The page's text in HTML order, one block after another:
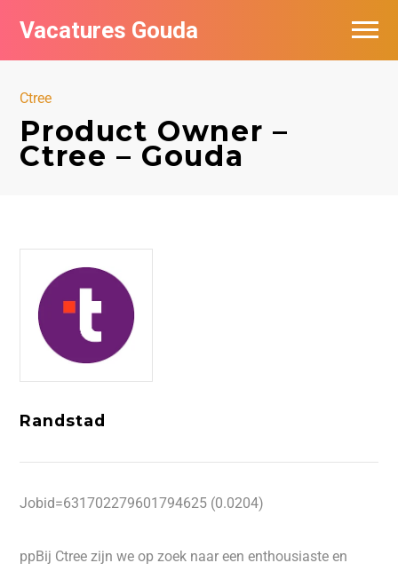
Vacatures Gouda
Ctree
Product Owner –
Ctree – Gouda
Randstad
Jobid=631702279601794625 (0.0204)
ppBij Ctree zijn we op zoek naar een enthousiaste en
Vacatures per bedrijf in Gouda